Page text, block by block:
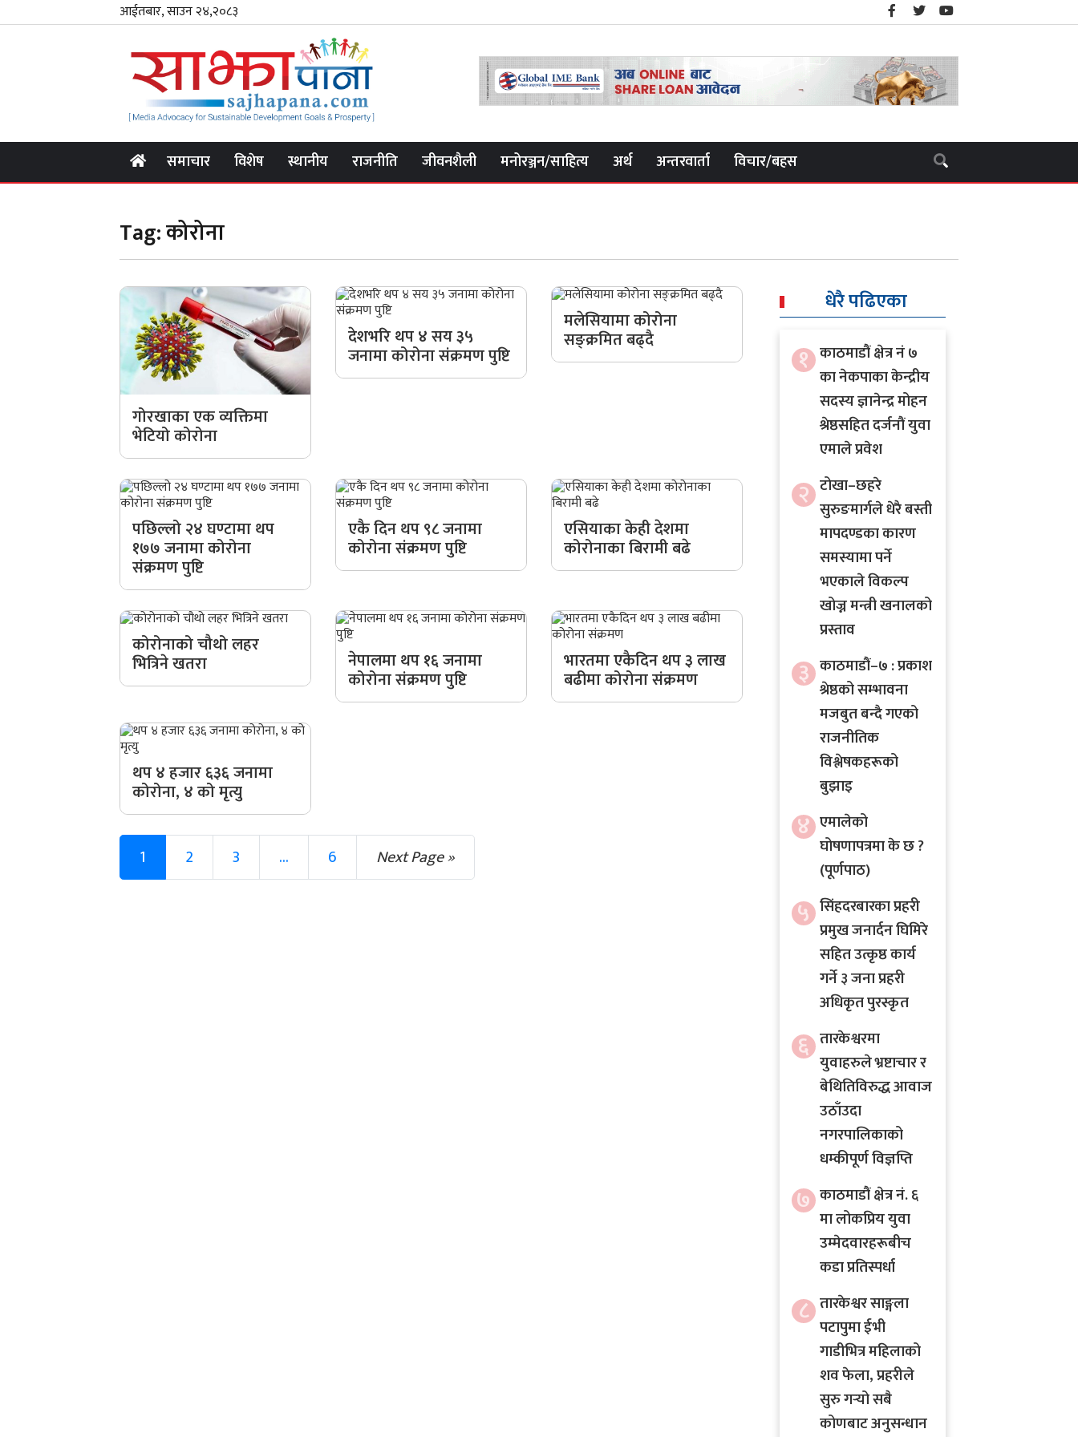
आईतबार, साउन २४,२०८३
समाचार विशेष स्थानीय राजनीति जीवनशैली मनोरञ्जन/साहित्य अर्थ अन्तरवार्ता विचार/बहस
Tag:कोरोना
गोरखाका एक व्यक्तिमा
भेटियो कोरोना
देशभरि थप ४ सय ३५
जनामा कोरोना संक्रमण पुष्टि
मलेसियामा कोरोना
सङ्क्रमित बढ्दै
पछिल्लो २४ घण्टामा थप
१७७ जनामा कोरोना
संक्रमण पुष्टि
एकै दिन थप ९८ जनामा
कोरोना संक्रमण पुष्टि
एसियाका केही देशमा
कोरोनाका बिरामी बढे
कोरोनाको चौथो लहर
भित्रिने खतरा नेपालमा थप १६ जनामा
कोरोना संक्रमण पुष्टि
भारतमा एकैदिन थप ३ लाख
बढीमा कोरोना संक्रमण
थप ४ हजार ६३६ जनामा
कोरोना, ४ को मृत्यु
1 2 3 ... 6 Next Page »
धेरै पढिएका
१ काठमाडौं क्षेत्र नं ७
का नेकपाका केन्द्रीय
सदस्य ज्ञानेन्द्र मोहन
श्रेष्ठसहित दर्जनौं युवा
एमाले प्रवेश
२ टोखा–छहरे
सुरुङमार्गले धेरै बस्ती
मापदण्डका कारण
समस्यामा पर्ने
भएकाले विकल्प
खोज्न मन्त्री खनालको
प्रस्ताव
३ काठमाडौं–७ : प्रकाश
श्रेष्ठको सम्भावना
मजबुत बन्दै गएको
राजनीतिक
विश्लेषकहरूको
बुझाइ
४ एमालेको
घोषणापत्रमा के छ ?
(पूर्णपाठ)
५ सिंहदरबारका प्रहरी
प्रमुख जनार्दन घिमिरे
सहित उत्कृष्ठ कार्य
गर्ने ३ जना प्रहरी
अधिकृत पुरस्कृत
६ तारकेश्वरमा
युवाहरुले भ्रष्टाचार र
बेथितिविरुद्ध आवाज
उठाँउदा
नगरपालिकाको
धम्कीपूर्ण विज्ञप्ति
७ काठमाडौं क्षेत्र नं. ६
मा लोकप्रिय युवा
उम्मेदवारहरूबीच
कडा प्रतिस्पर्धा
८ तारकेश्वर साङ्गला
पटापुमा ईभी
गाडीभित्र महिलाको
शव फेला, प्रहरीले
सुरु गर्‍यो सबै
कोणबाट अनुसन्धान